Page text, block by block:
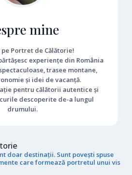
mine
pe Portret de Călătorie!
experiențe din România
trasee montane,
și idei de vacanță.
pentru călătorii autentice și
descoperite de-a lungul
drumului.
doar destinații. Sunt povești spuse
care formează portretul unui vis